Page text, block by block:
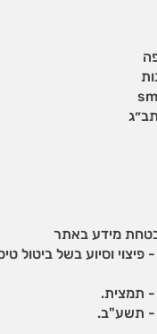
מידע באתר
וסיוע בשל ביטול
- תמצית.
- תשע"ב.